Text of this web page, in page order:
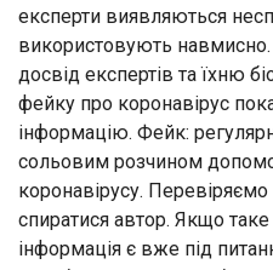
експерти виявляються
використовують навмисно.
досвід експертів та їхню
фейку про коронавірус
інформацію. Фейк:
сольовим розчином
коронавірусу.
спиратися автор. Якщо таке
інформація є вже під